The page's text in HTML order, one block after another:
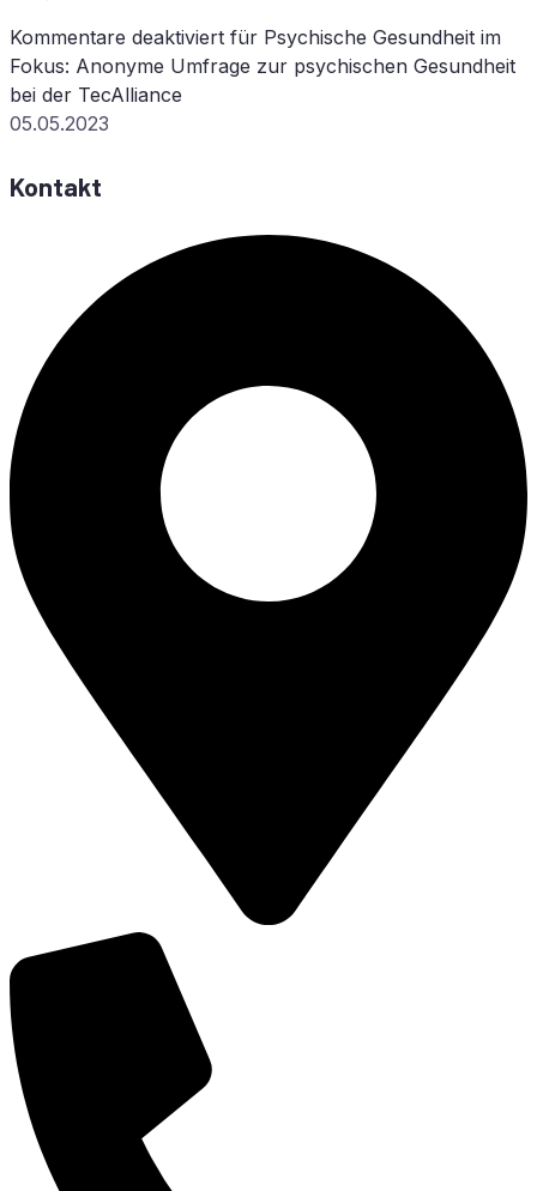
Kommentare deaktiviert für Psy­chi­sche Ge­sund­heit im
Fo­kus: An­ony­me Um­fra­ge zur psy­chi­schen Ge­sund­heit
bei der TecAlliance
05.05.2023
Kontakt